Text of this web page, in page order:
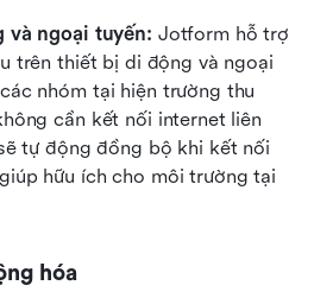
và ngoại tuyến: Jotform hỗ trợ
trên thiết bị di động và ngoại
nhóm tại hiện trường thu
cần kết nối internet liên
tự động đồng bộ khi kết nối
hữu ích cho môi trường tại
hóa